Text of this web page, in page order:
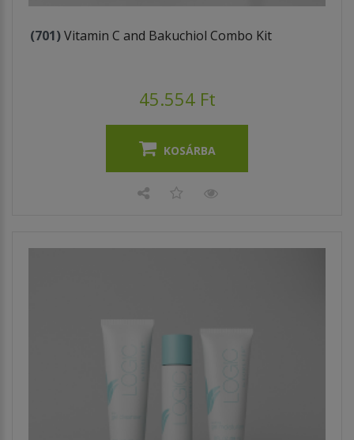
(701)Vitamin C and Bakuchiol Combo Kit
45.554 Ft
KOSÁRBA